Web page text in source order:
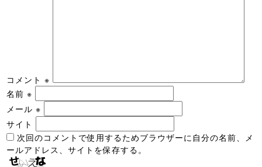
コメント※
名前※
メール※
サイト
次回のコメントで使用するためブラウザーに自分の名前、メ
ールアドレス、サイトを保存する。